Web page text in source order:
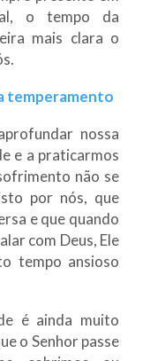
o tempo da
mais clara o
temperamento
nossa
e a praticarmos
não se
por nós, que
e que quando
com Deus, Ele
tempo ansioso
é ainda muito
o Senhor passe